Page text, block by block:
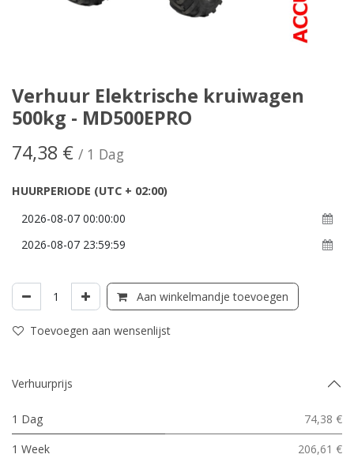
Verhuur Elektrische kruiwagen
500kg - MD500EPRO
74,38 € / 1 Dag
HUURPERIODE (UTC + 02:00)
Aan winkelmandje toevoegen
Toevoegen aan wensenlijst
Verhuurprijs
1 Dag
74,38 €
1 Week
206,61 €